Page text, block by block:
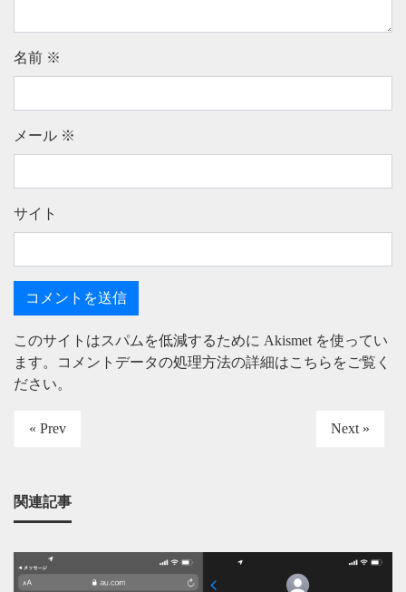
名前 ※
メール ※
サイト
このサイトはスパムを低減するために Akismet を使ってい
ます。
コメントデータの処理方法の詳細はこちらをご覧く
ださい。
« Prev Next »
関連記事